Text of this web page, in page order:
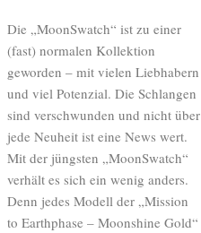
Die „MoonSwatch“ ist zu einer
(fast) normalen Kollektion
geworden – mit vielen Liebhabern
und viel Potenzial. Die Schlangen
sind verschwunden und nicht über
jede Neuheit ist eine News wert.
Mit der jüngsten „MoonSwatch“
verhält es sich ein wenig anders.
Denn jedes Modell der „Mission
to Earthphase – Moonshine Gold“